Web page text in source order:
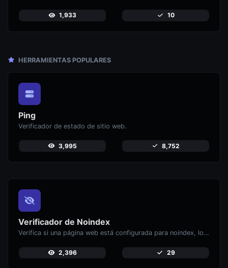
1,933 10
HERRAMIENTAS POPULARES
Ping
Verificador de estado de sitio web.
3,995 8,752
Verificador de Noindex
Verifica si una página web está configurada para noindex, lo que impide que aparezca e
2,396 29